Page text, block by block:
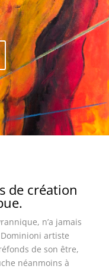
de création
n’a jamais
Dominioni artiste
de son être,
néanmoins à